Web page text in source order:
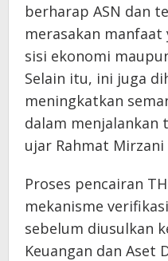
berharap ASN dan
merasakan
sisi ekonomi
Selain itu, ini juga
meningkatkan
dalam menjalankan
ujar Rahmat Mirzani
Proses pencairan
mekanisme
sebelum diusulkan
Keuangan dan Aset